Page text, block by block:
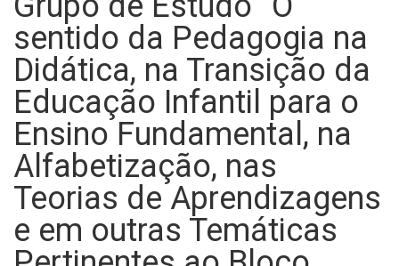
sentido da Pedagogia na
Didática, na Transição da
Educação Infantil para o
Ensino Fundamental, na
Alfabetização, nas
Teorias de Aprendizagens
e em outras Temáticas